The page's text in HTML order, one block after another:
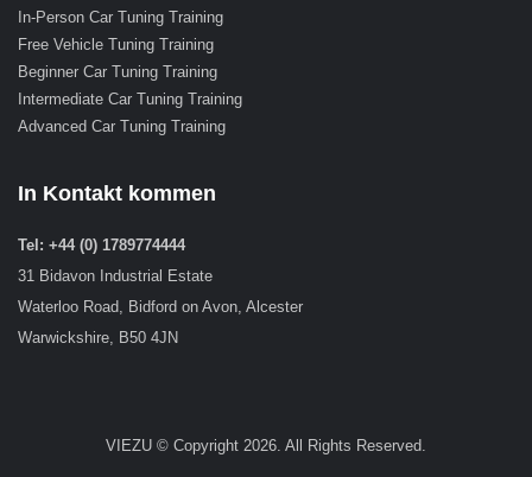
In-Person Car Tuning Training
Free Vehicle Tuning Training
Beginner Car Tuning Training
Intermediate Car Tuning Training
Advanced Car Tuning Training
In Kontakt kommen
Tel: +44 (0) 1789774444
31 Bidavon Industrial Estate
Waterloo Road, Bidford on Avon, Alcester
Warwickshire, B50 4JN
VIEZU © Copyright 2026. All Rights Reserved.